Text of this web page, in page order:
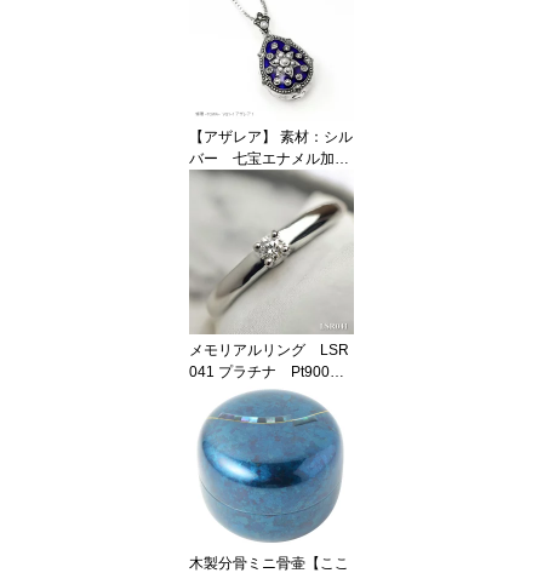
【アザレア】 素材：シル
バー 七宝エナメル加
工 遺骨ペンダント Vi
ctorian's Gate メモリア
メモリアルリング LSR
041 プラチナ Pt900製
セミオーダージュエリー
完全防水 遺骨リング
木製分骨ミニ骨壷【ここ